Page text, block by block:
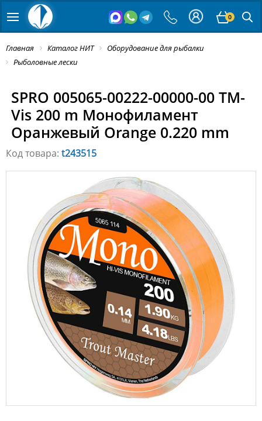
0
Главная Каталог НИТ
Оборудование для рыбалки
Рыболовные лески
SPRO 005065-00222-00000-00 TM-
Vis 200 m Монофиламент
Оранжевый Orange 0.220 mm
Код товара: t243515